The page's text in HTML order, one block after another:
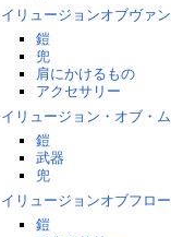
イリュージョンオブヴァ
鎧
兜
肩にかけるもの
アクセサリー
イリュージョン・オブ・
鎧
武器
兜
イリュージョンオブフロ
鎧